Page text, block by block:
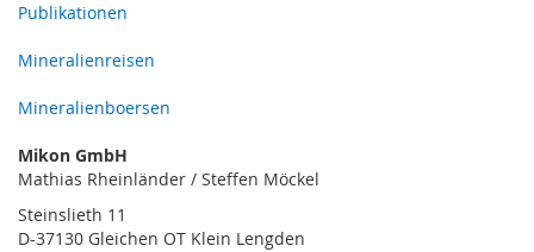
Publikationen
Mineralienreisen
Mineralienboersen
Mikon GmbH
Mathias Rheinländer / Steffen Möckel
Steinslieth 11
D-37130 Gleichen OT Klein Lengden